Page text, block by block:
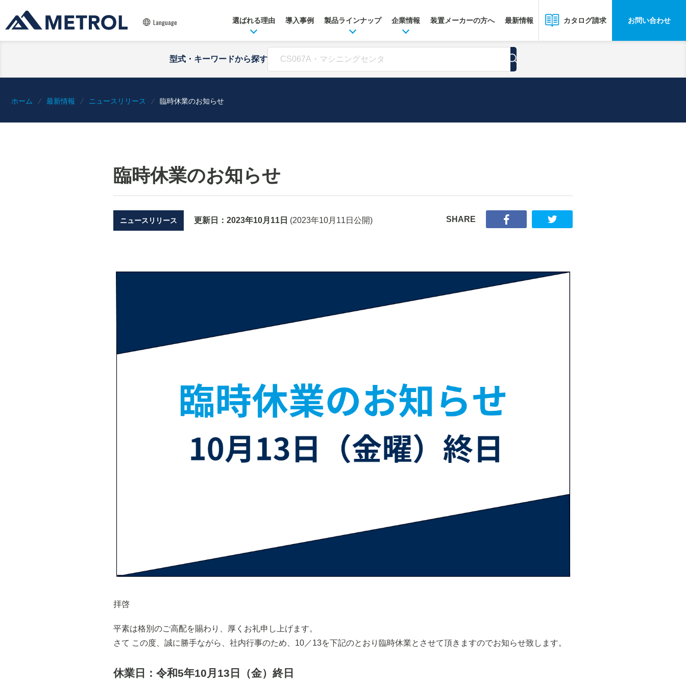
Language 選ばれる理由 導入事例 製品ラインナップ 企業情報 装置メーカーの方へ 最新情報 カタログ請求 お問い合わせ
型式・キーワードから探す
ホーム 最新情報 ニュースリリース 臨時休業のお知らせ
臨時休業のお知らせ
ニュースリリース 更新日： 2023年10月11日 (2023年10月11日 公開) SHARE
拝啓
平素は格別のご高配を賜わり、厚くお礼申し上げます。
さて この度、誠に勝手ながら、社内行事のため、10／13を下記のとおり臨時休業とさせて頂きますのでお知らせ致します。
休業日：令和5年10月13日（金）終日